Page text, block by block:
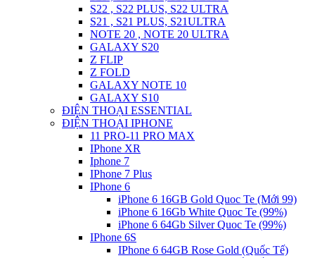
S22 , S22 PLUS, S22 ULTRA
S21 , S21 PLUS, S21ULTRA
NOTE 20 , NOTE 20 ULTRA
GALAXY S20
Z FLIP
Z FOLD
GALAXY NOTE 10
GALAXY S10
ĐIỆN THOẠI ESSENTIAL
ĐIỆN THOẠI IPHONE
11 PRO-11 PRO MAX
IPhone XR
Iphone 7
IPhone 7 Plus
IPhone 6
iPhone 6 16GB Gold Quoc Te (Mới 99)
iPhone 6 16Gb White Quoc Te (99%)
iPhone 6 64Gb Silver Quoc Te (99%)
IPhone 6S
IPhone 6 64GB Rose Gold (Quốc Tế)